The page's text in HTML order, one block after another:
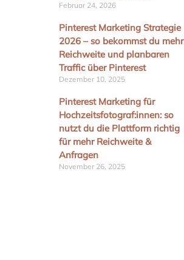
Februar 24, 2026
Pinterest Marketing Strategie
2026 – so bekommst du mehr
Reichweite und planbaren
Traffic über Pinterest
Dezember 10, 2025
Pinterest Marketing für
Hochzeitsfotograf:innen: so
nutzt du die Plattform richtig
für mehr Reichweite &
Anfragen
November 26, 2025